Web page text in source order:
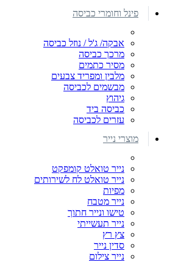
פינל וחומרי כביסה
אבקה/ ג'ל / נוזל כביסה
מרכך כביסה
מסיר כתמים
מלבין ומפריד צבעים
מבשמים לכביסה
גיהוץ
כביסה ביד
עזרים לכביסה
מוצרי נייר
נייר טואלט קומפקט
נייר טואלט לח לשירותים
מפיות
נייר מטבח
טישו ונייר חתוך
נייר תעשייתי
צץ רץ
סדין נייר
נייר צילום